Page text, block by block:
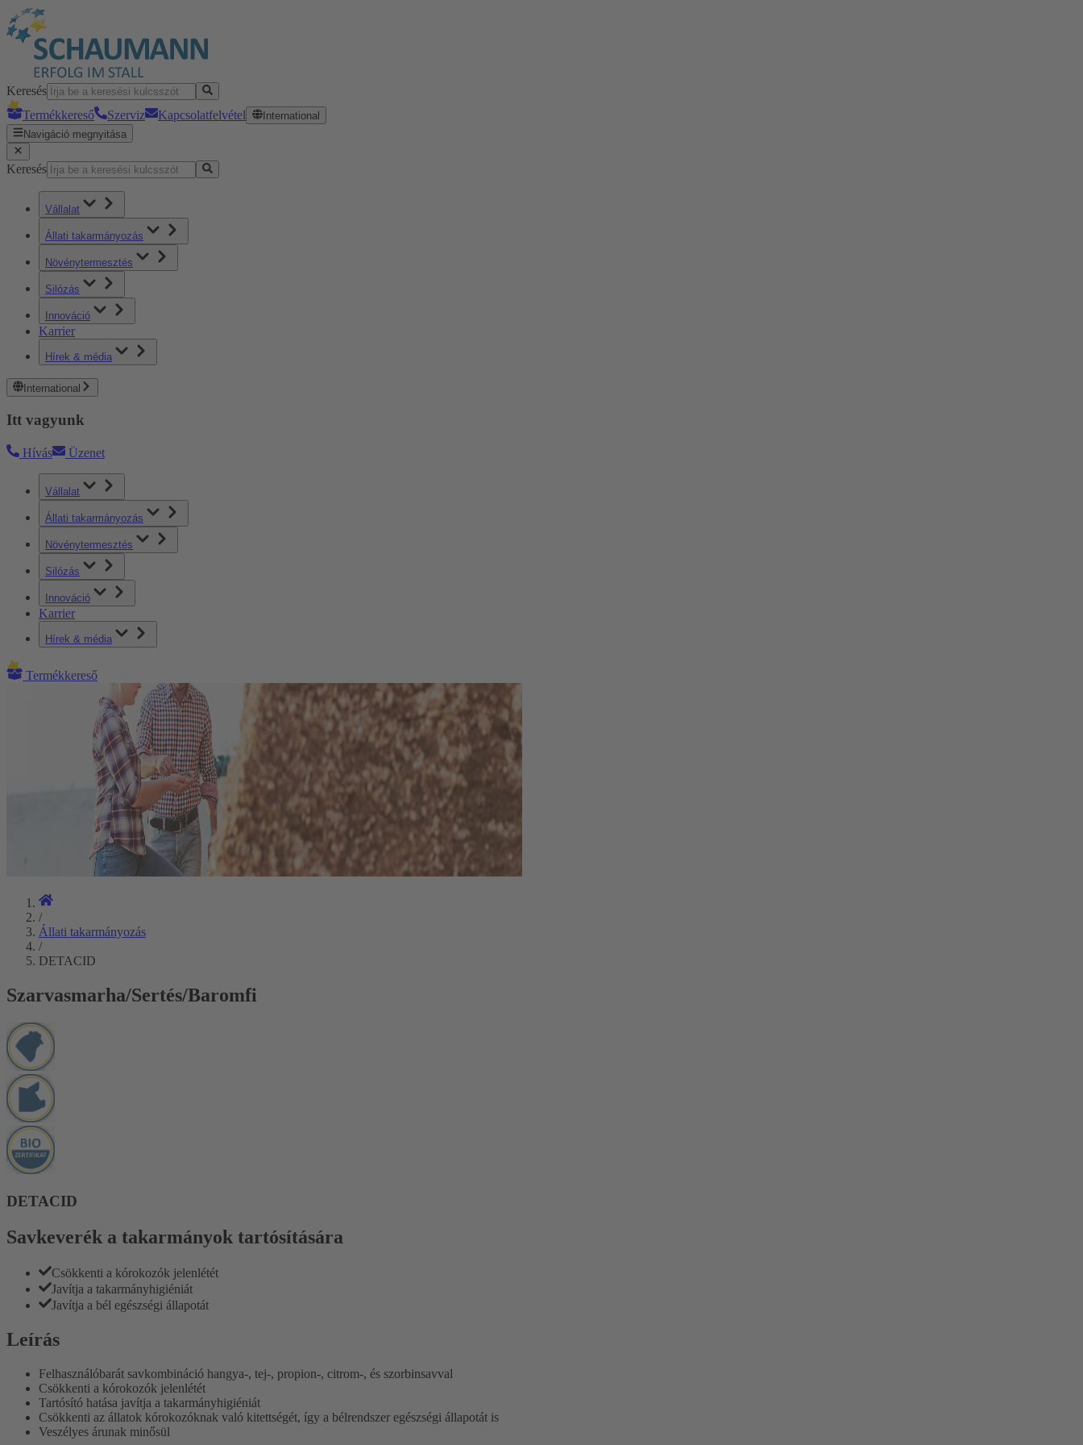
Keresés
Termékkereső
Szerviz Kapcsolatfelvétel
International
Navigáció megnyitása
Keresés
Vállalat
Állati takarmányozás
Növénytermesztés
Silózás
Innováció
Karrier
Hírek & média
International
Itt vagyunk
Hívás Üzenet
Vállalat
Állati takarmányozás
Növénytermesztés
Silózás
Innováció
Karrier
Hírek & média
Termékkereső
/
Állati takarmányozás
/
DETACID
Szarvasmarha/Sertés/Baromfi
DETACID
Savkeverék a takarmányok tartósítására
Csökkenti a kórokozók jelenlétét
Javítja a takarmányhigiéniát
Javítja a bél egészségi állapotát
Leírás
Felhasználóbarát savkombináció hangya-, tej-, propion-, citrom-, és szorbinsavval
Csökkenti a kórokozók jelenlétét
Tartósító hatása javítja a takarmányhigiéniát
Csökkenti az állatok kórokozóknak való kitettségét, így a bélrendszer egészségi állapotát is
Veszélyes árunak minősül